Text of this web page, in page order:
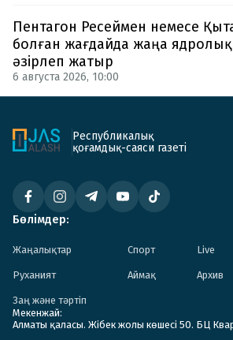
Пентагон Ресеймен немесе
болған жағдайда жаңа ядролық
әзірлеп жатыр
6 августа 2026, 10:00
Республикалық
қоғамдық-саяси газеті
Бөлімдер:
Жаңалықтар Спорт Live
Руханият Аймақ Архив
Заң және тәртіп
Мекенжай:
Алматы қаласы. Жібек жолы көшесі 50. БЦ